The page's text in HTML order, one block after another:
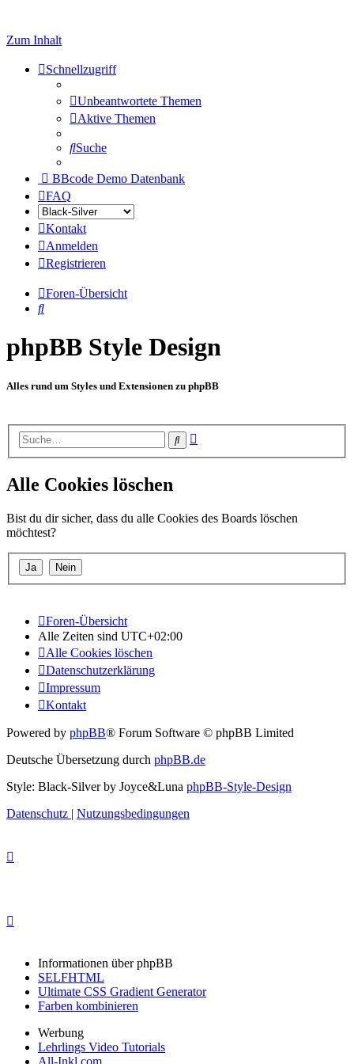
Zum Inhalt
Schnellzugriff
Unbeantwortete Themen
Aktive Themen
Suche
BBcode Demo Datenbank
FAQ
Kontakt
Anmelden
Registrieren
Foren-Übersicht
Suche
phpBB Style Design
Alles rund um Styles und Extensionen zu phpBB
Suche
Alle Cookies löschen
Bist du dir sicher, dass du alle Cookies des Boards löschen
möchtest?
Foren-Übersicht
Alle Zeiten sind UTC+02:00
Alle Cookies löschen
Datenschutzerklärung
Impressum
Kontakt
Powered by phpBB® Forum Software © phpBB Limited
Deutsche Übersetzung durch phpBB.de
Style: Black-Silver by Joyce&Luna phpBB-Style-Design
Datenschutz | Nutzungsbedingungen
Informationen über phpBB
SELFHTML
Ultimate CSS Gradient Generator
Farben kombinieren
Werbung
Lehrlings Video Tutorials